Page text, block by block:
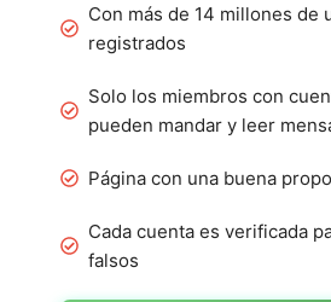
Con más de 14 millones de
registrados
Solo los miembros con
pueden mandar y leer
Página con una buena
Cada cuenta es verificada
falsos